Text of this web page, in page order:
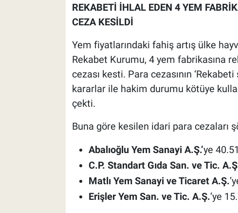
REKABETİ İHLAL EDEN 4 YEM
CEZA KESİLDİ
Yem fiyatlarındaki fahiş artış ülke
Rekabet Kurumu, 4 yem fabrikasına
cezası kesti. Para cezasının
kararlar ile hakim durumu kötüye
çekti.
Buna göre kesilen idari para cezaları
Abalıoğlu Yem Sanayi A.Ş.’ye
C.P. Standart Gıda San. ve Tic.
Matlı Yem Sanayi ve Ticaret A.Ş.
Erişler Yem San. ve Tic. A.Ş.’ye